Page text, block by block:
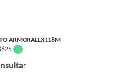
ARMORALLX118M